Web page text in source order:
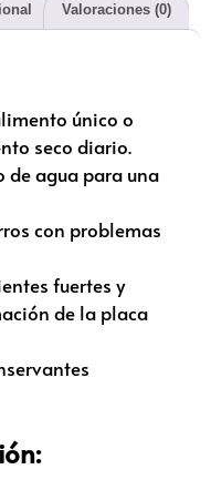
Valoraciones (0)
único o
seco diario.
de agua para una
con problemas
fuertes y
de la placa